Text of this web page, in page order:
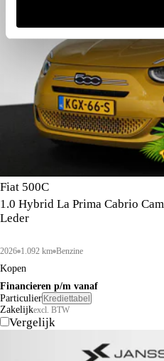
Fiat 500C
1.0 Hybrid La Prima Cabrio
Leder
2026 1.092 km Benzine
Kopen
Financieren p/m vanaf
Particulier Krediettabel
Zakelijkexcl. BTW
Vergelijk